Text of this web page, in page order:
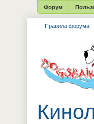
Форум
Правила форума